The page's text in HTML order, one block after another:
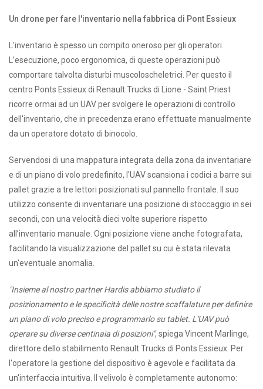
Un drone per fare l'inventario nella fabbrica di Pont Essieux
L'inventario è spesso un compito oneroso per gli operatori.
L’esecuzione, poco ergonomica, di queste operazioni può
comportare talvolta disturbi muscoloscheletrici. Per questo il
centro Ponts Essieux di Renault Trucks di Lione - Saint Priest
ricorre ormai ad un UAV per svolgere le operazioni di controllo
dell'inventario, che in precedenza erano effettuate manualmente
da un operatore dotato di binocolo.
Servendosi di una mappatura integrata della zona da inventariare
e di un piano di volo predefinito, l'UAV scansiona i codici a barre sui
pallet grazie a tre lettori posizionati sul pannello frontale. Il suo
utilizzo consente di inventariare una posizione di stoccaggio in sei
secondi, con una velocità dieci volte superiore rispetto
all’inventario manuale. Ogni posizione viene anche fotografata,
facilitando la visualizzazione del pallet su cui è stata rilevata
un'eventuale anomalia.
"Insieme al nostro partner Hardis abbiamo studiato il
posizionamento e le specificità delle nostre scaffalature per definire
un piano di volo preciso e programmarlo su tablet. L'UAV può
operare su diverse centinaia di posizioni", spiega Vincent Marlinge,
direttore dello stabilimento Renault Trucks di Ponts Essieux. Per
l'operatore la gestione del dispositivo è agevole e facilitata da
un'interfaccia intuitiva. Il velivolo è completamente autonomo: